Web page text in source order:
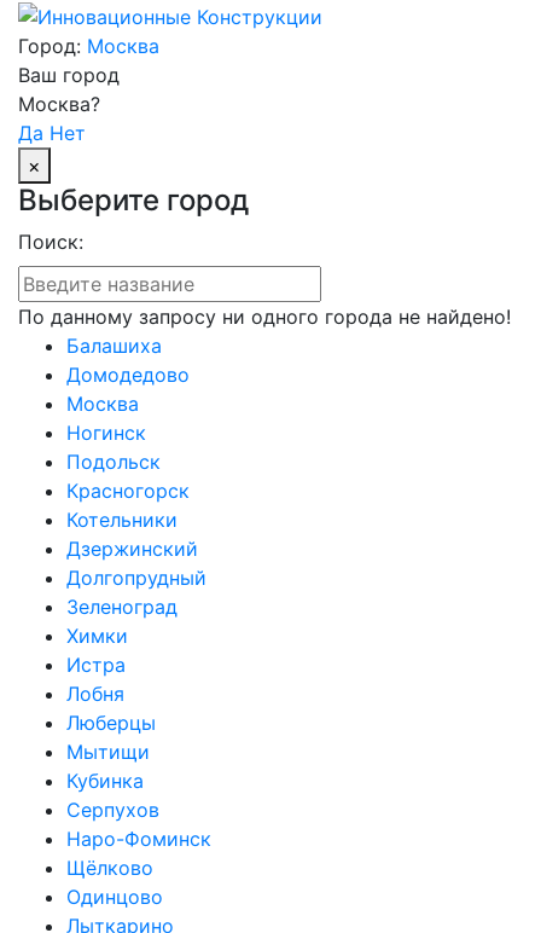
Город: Москва
Ваш город
Москва?
Да Нет
×
Выберите город
Поиск:
По данному запросу ни одного города не найдено!
Балашиха
Домодедово
Москва
Ногинск
Подольск
Красногорск
Котельники
Дзержинский
Долгопрудный
Зеленоград
Химки
Истра
Лобня
Люберцы
Мытищи
Кубинка
Серпухов
Наро-Фоминск
Щёлково
Одинцово
Лыткарино